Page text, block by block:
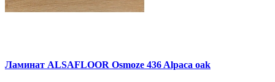
Ламинат ALSAFLOOR Osmoze 436 Alpaca oak